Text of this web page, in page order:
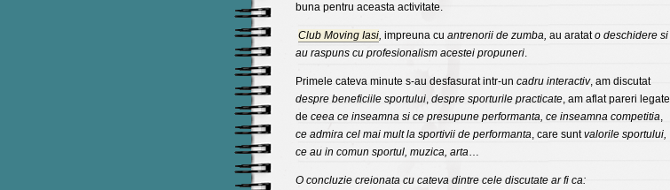
buna pentru aceasta activitate.
Club Moving Iasi, impreuna cu antrenorii de zumba, au aratato deschidere si
au raspuns cu profesionalism acestei propuneri.
Primele cateva minute s-au desfasurat intr-un cadru interactiv, am discutat
despre beneficiile sportului, despre sporturile practicate, am aflat pareri legate
de ceea ce inseamna si ce presupune performanta, ce inseamna competitia,
ce admira cel mai mult la sportivii de performanta, care suntvalorile sportului,
ce au in comun sportul, muzica, arta…
O concluzie creionata cu cateva dintre cele discutate ar fi ca: